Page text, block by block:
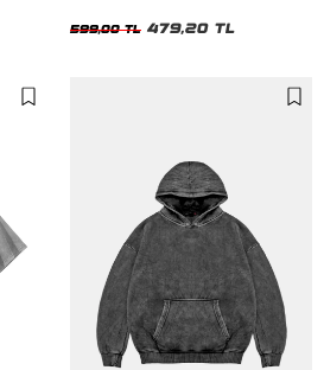
599,00 TL 479,20 TL